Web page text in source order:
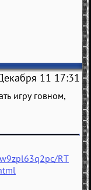
11 17:31
игру говном,
RT